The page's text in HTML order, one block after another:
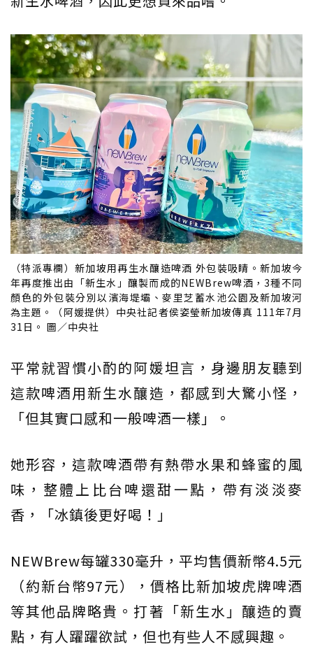
（特派專欄）新加坡用再生水釀造啤酒 外包裝吸睛。新加坡今
年再度推出由「新生水」釀製而成的NEWBrew啤酒，3種不同
顏色的外包裝分別以濱海堤壩、麥里芝蓄水池公園及新加坡河
為主題。（阿媛提供）中央社記者侯姿瑩新加坡傳真 111年7月
31日。 圖／中央社
平常就習慣小酌的阿媛坦言，身邊朋友聽到
這款啤酒用新生水釀造，都感到大驚小怪，
「但其實口感和一般啤酒一樣」。
她形容，這款啤酒帶有熱帶水果和蜂蜜的風
味，整體上比台啤還甜一點，帶有淡淡麥
香，「冰鎮後更好喝！」
NEWBrew每罐330毫升，平均售價新幣4.5元
（約新台幣97元），價格比新加坡虎牌啤酒
等其他品牌略貴。打著「新生水」釀造的賣
點，有人躍躍欲試，但也有些人不感興趣。